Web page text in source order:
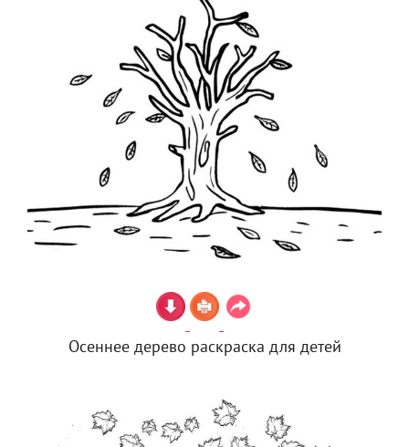
Осеннее дерево раскраска для детей